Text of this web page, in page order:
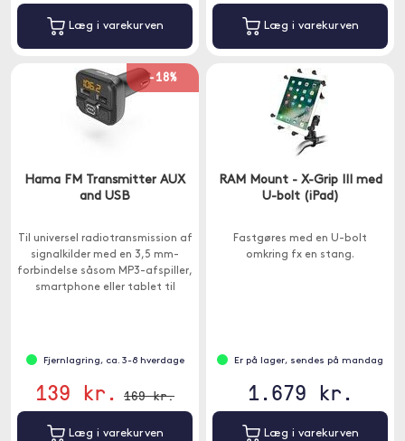
Læg i varekurven Læg i varekurven
-18%
Hama FM Transmitter AUX
and USB
Til universel radiotransmission af
signalkilder med en 3,5 mm-
forbindelse såsom MP3-afspiller,
smartphone eller tablet til
Fjernlagring, ca. 3-8 hverdage
139 kr. 169 kr.
Læg i varekurven
RAM Mount - X-Grip III med
U-bolt (iPad)
Fastgøres med en U-bolt
omkring fx en stang.
Er på lager, sendes på mandag
1.679 kr.
Læg i varekurven